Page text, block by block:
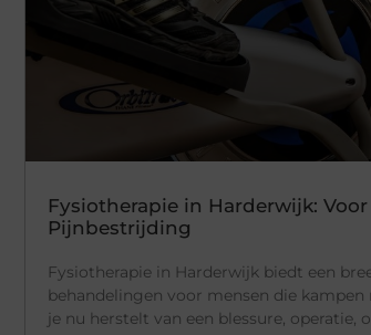
Fysiotherapie in Harderwijk:
Pijnbestrijding
Fysiotherapie in Harderwijk biedt een
behandelingen voor mensen die kampen
je nu herstelt van een blessure, operatie,